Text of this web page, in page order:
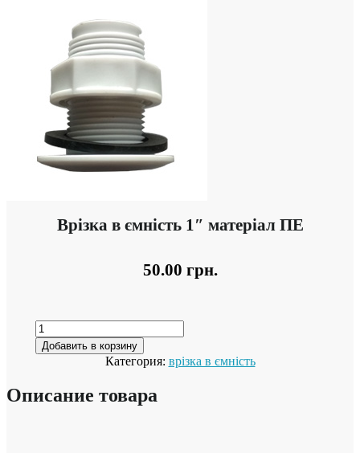
Врізка в ємність 1″ матеріал ПЕ
50.00 грн.
Добавить в корзину
Категория: врізка в ємність
Описание товара